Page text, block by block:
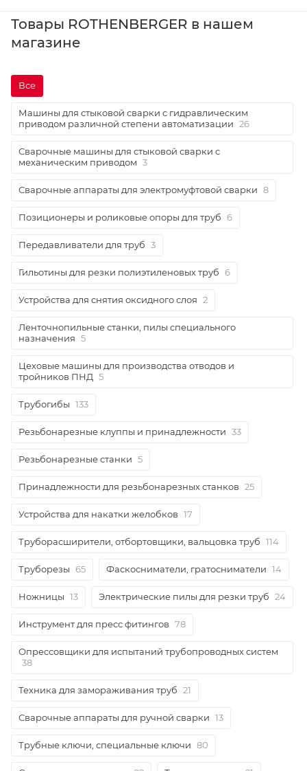
Товары ROTHENBERGER в нашем
магазине
Все
Машины для стыковой сварки с гидравлическим
приводом различной степени автоматизации 26
Сварочные машины для стыковой сварки с
механическим приводом 3
Сварочные аппараты для электромуфтовой сварки 8
Позиционеры и роликовые опоры для труб 6
Передавливатели для труб 3
Гильотины для резки полиэтиленовых труб 6
Устройства для снятия оксидного слоя 2
Ленточнопильные станки, пилы специального
назначения 5
Цеховые машины для производства отводов и
тройников ПНД 5
Трубогибы 133
Резьбонарезные клуппы и принадлежности 33
Резьбонарезные станки 5
Принадлежности для резьбонарезных станков 25
Устройства для накатки желобков 17
Труборасширители, отбортовщики, вальцовка труб 114
Труборезы 65 Фаскосниматели, гратосниматели 14
Ножницы 13 Электрические пилы для резки труб 24
Инструмент для пресс фитингов 78
Опрессовщики для испытаний трубопроводных систем
38
Техника для замораживания труб 21
Сварочные аппараты для ручной сварки 13
Трубные ключи, специальные ключи 80